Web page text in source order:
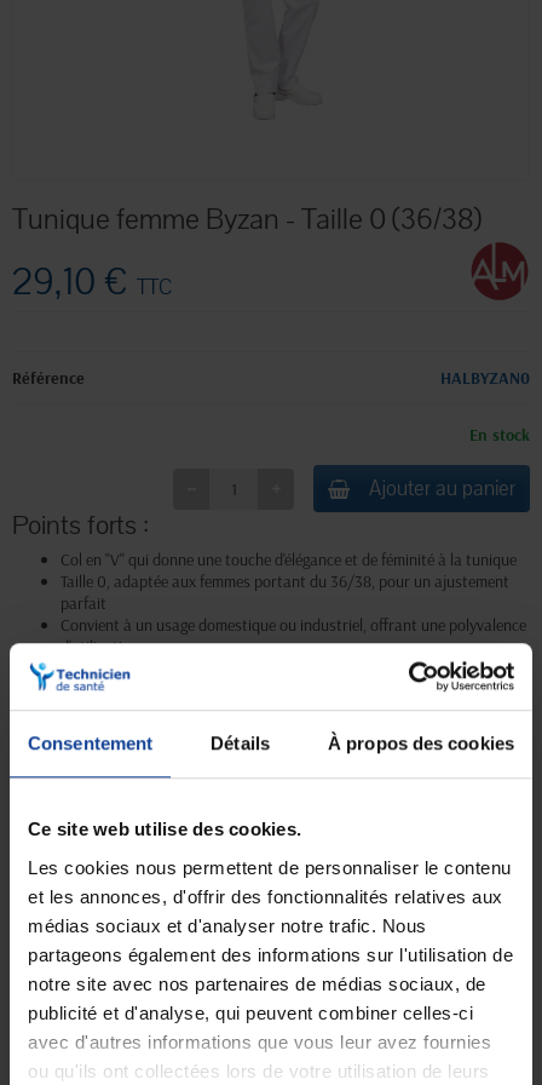
Consentement Détails À propos des cookies
Ce site web utilise des cookies.
Les cookies nous permettent de personnaliser le contenu
et les annonces, d'offrir des fonctionnalités relatives aux
médias sociaux et d'analyser notre trafic. Nous
partageons également des informations sur l'utilisation de
notre site avec nos partenaires de médias sociaux, de
publicité et d'analyse, qui peuvent combiner celles-ci
avec d'autres informations que vous leur avez fournies
ou qu'ils ont collectées lors de votre utilisation de leurs
Tunique femme Byzan - Taille 0 (36/38)
29,10 € TTC
Référence HALBYZAN0
En stock
Ajouter au panier
Points forts :
Col en "V" qui donne une touche d'élégance et de féminité à la tunique
Taille 0, adaptée aux femmes portant du 36/38, pour un ajustement
parfait
Convient à un usage domestique ou industriel, offrant une polyvalence
d'utilisation
Fabriquée en tissu résistant, elle est adaptée à un entretien régulier et
intensif
Design moderne et chic qui permet de rester stylée tout en étant
pratique
Livraison gratuite
En magasin Technicien de santé
En France à domicile à partir de 99€
d'achats
Paiement sécurisé
Paiement en ligne 100% sécurisé par
carte bancaire ou Paypal
Expédition
soignée et discrète
Service client
Lundi au jeudi : 9h à 12h30 - 13h30 à
Le vendredi jusqu'à 17h